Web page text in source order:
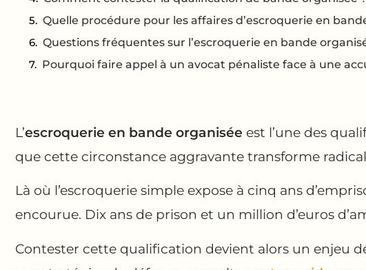
Quelle procédure pour les affaires d’escroquerie en
Questions fréquentes sur l’escroquerie en bande
Pourquoi faire appel à un avocat pénaliste face à une
L’escroquerie en bande organisée est l’une des
que cette circonstance aggravante transforme
Là où l’escroquerie simple expose à cinq ans
encourue. Dix ans de prison et un million d’euros
Contester cette qualification devient alors un enjeu